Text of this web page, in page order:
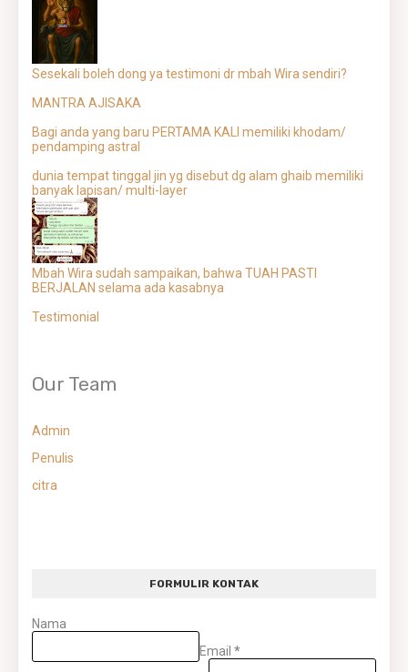
Sesekali boleh dong ya testimoni dr mbah Wira sendiri?
MANTRA AJISAKA
Bagi anda yang baru PERTAMA KALI memiliki khodam/
pendamping astral
dunia tempat tinggal jin yg disebut dg alam ghaib memiliki
banyak lapisan/ multi-layer
Mbah Wira sudah sampaikan, bahwa TUAH PASTI
BERJALAN selama ada kasabnya
Testimonial
Our Team
Admin
Penulis
citra
FORMULIR KONTAK
Nama
Email *